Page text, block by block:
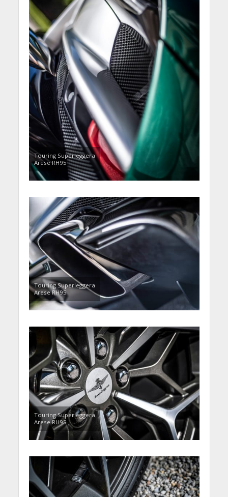
Touring Superleggera
Arese RH95
Touring Superleggera
Arese RH95
Touring Superleggera
Arese RH95